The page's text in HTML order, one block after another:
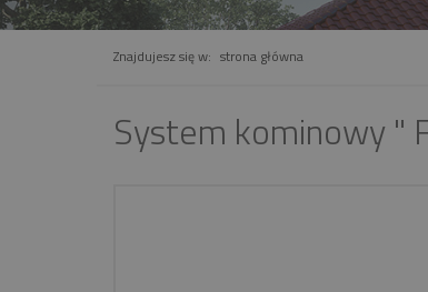
Znajdujesz się w: strona główna
System kominowy "